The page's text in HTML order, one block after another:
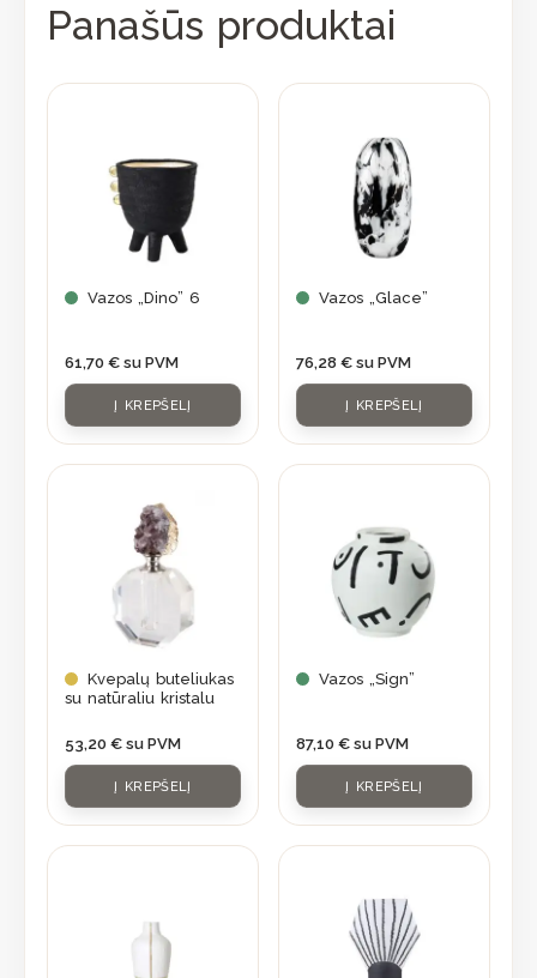
Panašūs produktai
Vazos „Dino” 6
61,70 € su PVM
Į KREPŠELĮ
Vazos „Glace”
76,28 € su PVM
Į KREPŠELĮ
Kvepalų buteliukas
su natūraliu kristalu
53,20 € su PVM
Į KREPŠELĮ
Vazos „Sign”
87,10 € su PVM
Į KREPŠELĮ